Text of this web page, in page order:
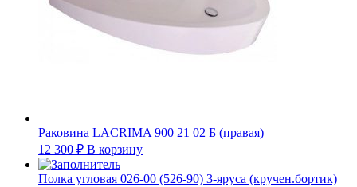
Раковина LACRIMA 900 21 02 Б (правая)
12 300 ₽ В корзину
Полка угловая 026-00 (526-90) 3-яруса (кручен.бортик)